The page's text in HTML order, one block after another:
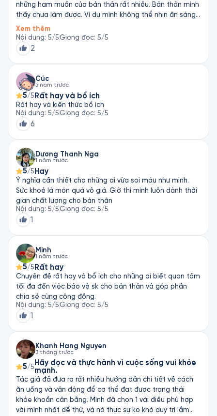
những ham muốn của bản thân rất nhiều. Bản thân mình
thấy chưa làm được. Ví dụ mình không thể nhịn ăn sáng
đến 12h. Sáng thức dậy là bụng đói cồn cào rồi, không
ăn sẽ rất chóng mặt. Và mình cũng không cai cà phê
được
Xem thêm
Nội dung: 5/5Giọng đọc: 5/5
2
Cúc
5 năm trước
5/5 Rất hay và bổ ích
Rất hay và kiến thức bổ ích
Nội dung: 5/5Giọng đọc: 5/5
6
Dương Thanh Nga
1 năm trước
5/5 Hay
Ý nghĩa cần thiết cho những ai vừa soi máu như mình.
Sức khoẻ là món quà vô giá. Giờ thì mình luôn dành thời
gian chất lượng cho bản thân
Nội dung: 5/5Giọng đọc: 5/5
1
Minh
1 năm trước
5/5 Rất hay
Chuyên đề rất hay và bổ ích cho những ai biết quan tâm
tối đa đến việc bảo vệ sk cho bản thân và góp phần
chia sẻ cùng cộng đồng.
Nội dung: 5/5Giọng đọc: 5/5
1
Khanh Hang Nguyen
3 tháng trước
5/5 Hãy đọc và thực hành vì cuộc sống vui khỏe
mạnh.
Tác giả đã đưa ra rất nhiều hướng dẫn chi tiết về cách
ăn uống và vận động để cơ thể đạt được trạng thái
khỏe khoắn cân bằng. Mình đã chọn 1 vài điều phù hợp
với mình nhất để thử, và nó thực sự ko khó duy trì lắm